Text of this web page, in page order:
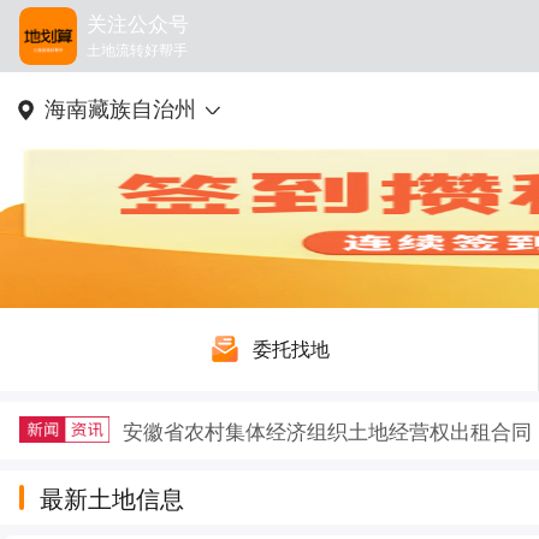
关注公众号
土地流转好帮手
海南藏族自治州
委托找地
2025年稻谷补贴新规及注意事项详解
户籍迁出再迁回，土地征收补偿要不要给？
最新土地信息